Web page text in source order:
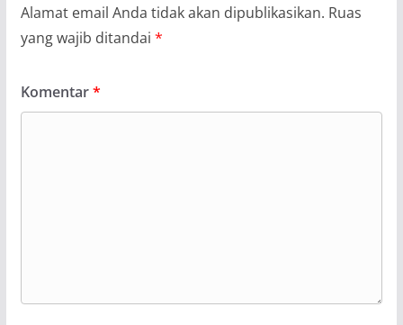
Alamat email Anda tidak akan dipublikasikan. Ruas
yang wajib ditandai *
Komentar*